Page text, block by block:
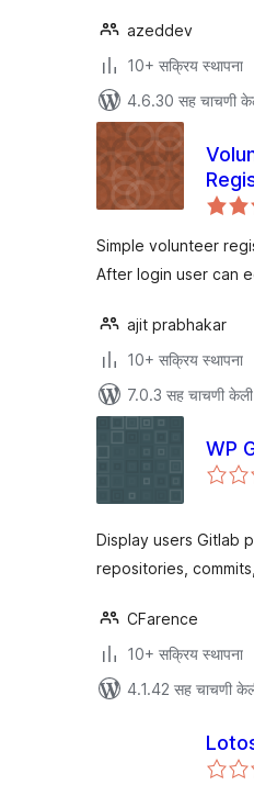
azeddev
10+ सक्रिय स्थापना
4.6.30 सह चाचणी
Simple volunteer
After login user can
ajit prabhakar
10+ सक्रिय स्थापना
7.0.3 सह चाचणी केली
WP
Display users Gitlab
repositories,
CFarence
10+ सक्रिय स्थापना
4.1.42 सह चाचणी